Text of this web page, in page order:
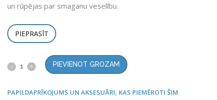
un rūpējas par smaganu veselību.
PIEPRASĪT
PIEVIENOT GROZAM
PAPILDAPRĪKOJUMS UN AKSESUĀRI, KAS PIEMĒROTI ŠIM